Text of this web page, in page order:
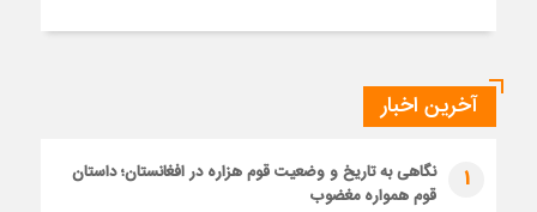
آخرین اخبار
1
نگاهی به تاریخ و وضعیت قوم هزاره در افغانستان؛ داستان
قوم همواره مغضوب